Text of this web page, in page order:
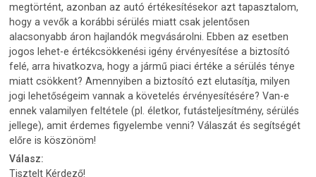
megtörtént, azonban az autó értékesítésekor azt tapasztalom,
hogy a vevők a korábbi sérülés miatt csak jelentősen
alacsonyabb áron hajlandók megvásárolni. Ebben az esetben
jogos lehet-e értékcsökkenési igény érvényesítése a biztosító
felé, arra hivatkozva, hogy a jármű piaci értéke a sérülés ténye
miatt csökkent? Amennyiben a biztosító ezt elutasítja, milyen
jogi lehetőségeim vannak a követelés érvényesítésére? Van-e
ennek valamilyen feltétele (pl. életkor, futásteljesítmény, sérülés
jellege), amit érdemes figyelembe venni? Válaszát és segítségét
előre is köszönöm!
Válasz:
Tisztelt Kérdező!